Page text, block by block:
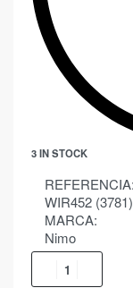
3 IN STOCK
REFERENCIA:
WIR452 (3781)
MARCA:
Nimo